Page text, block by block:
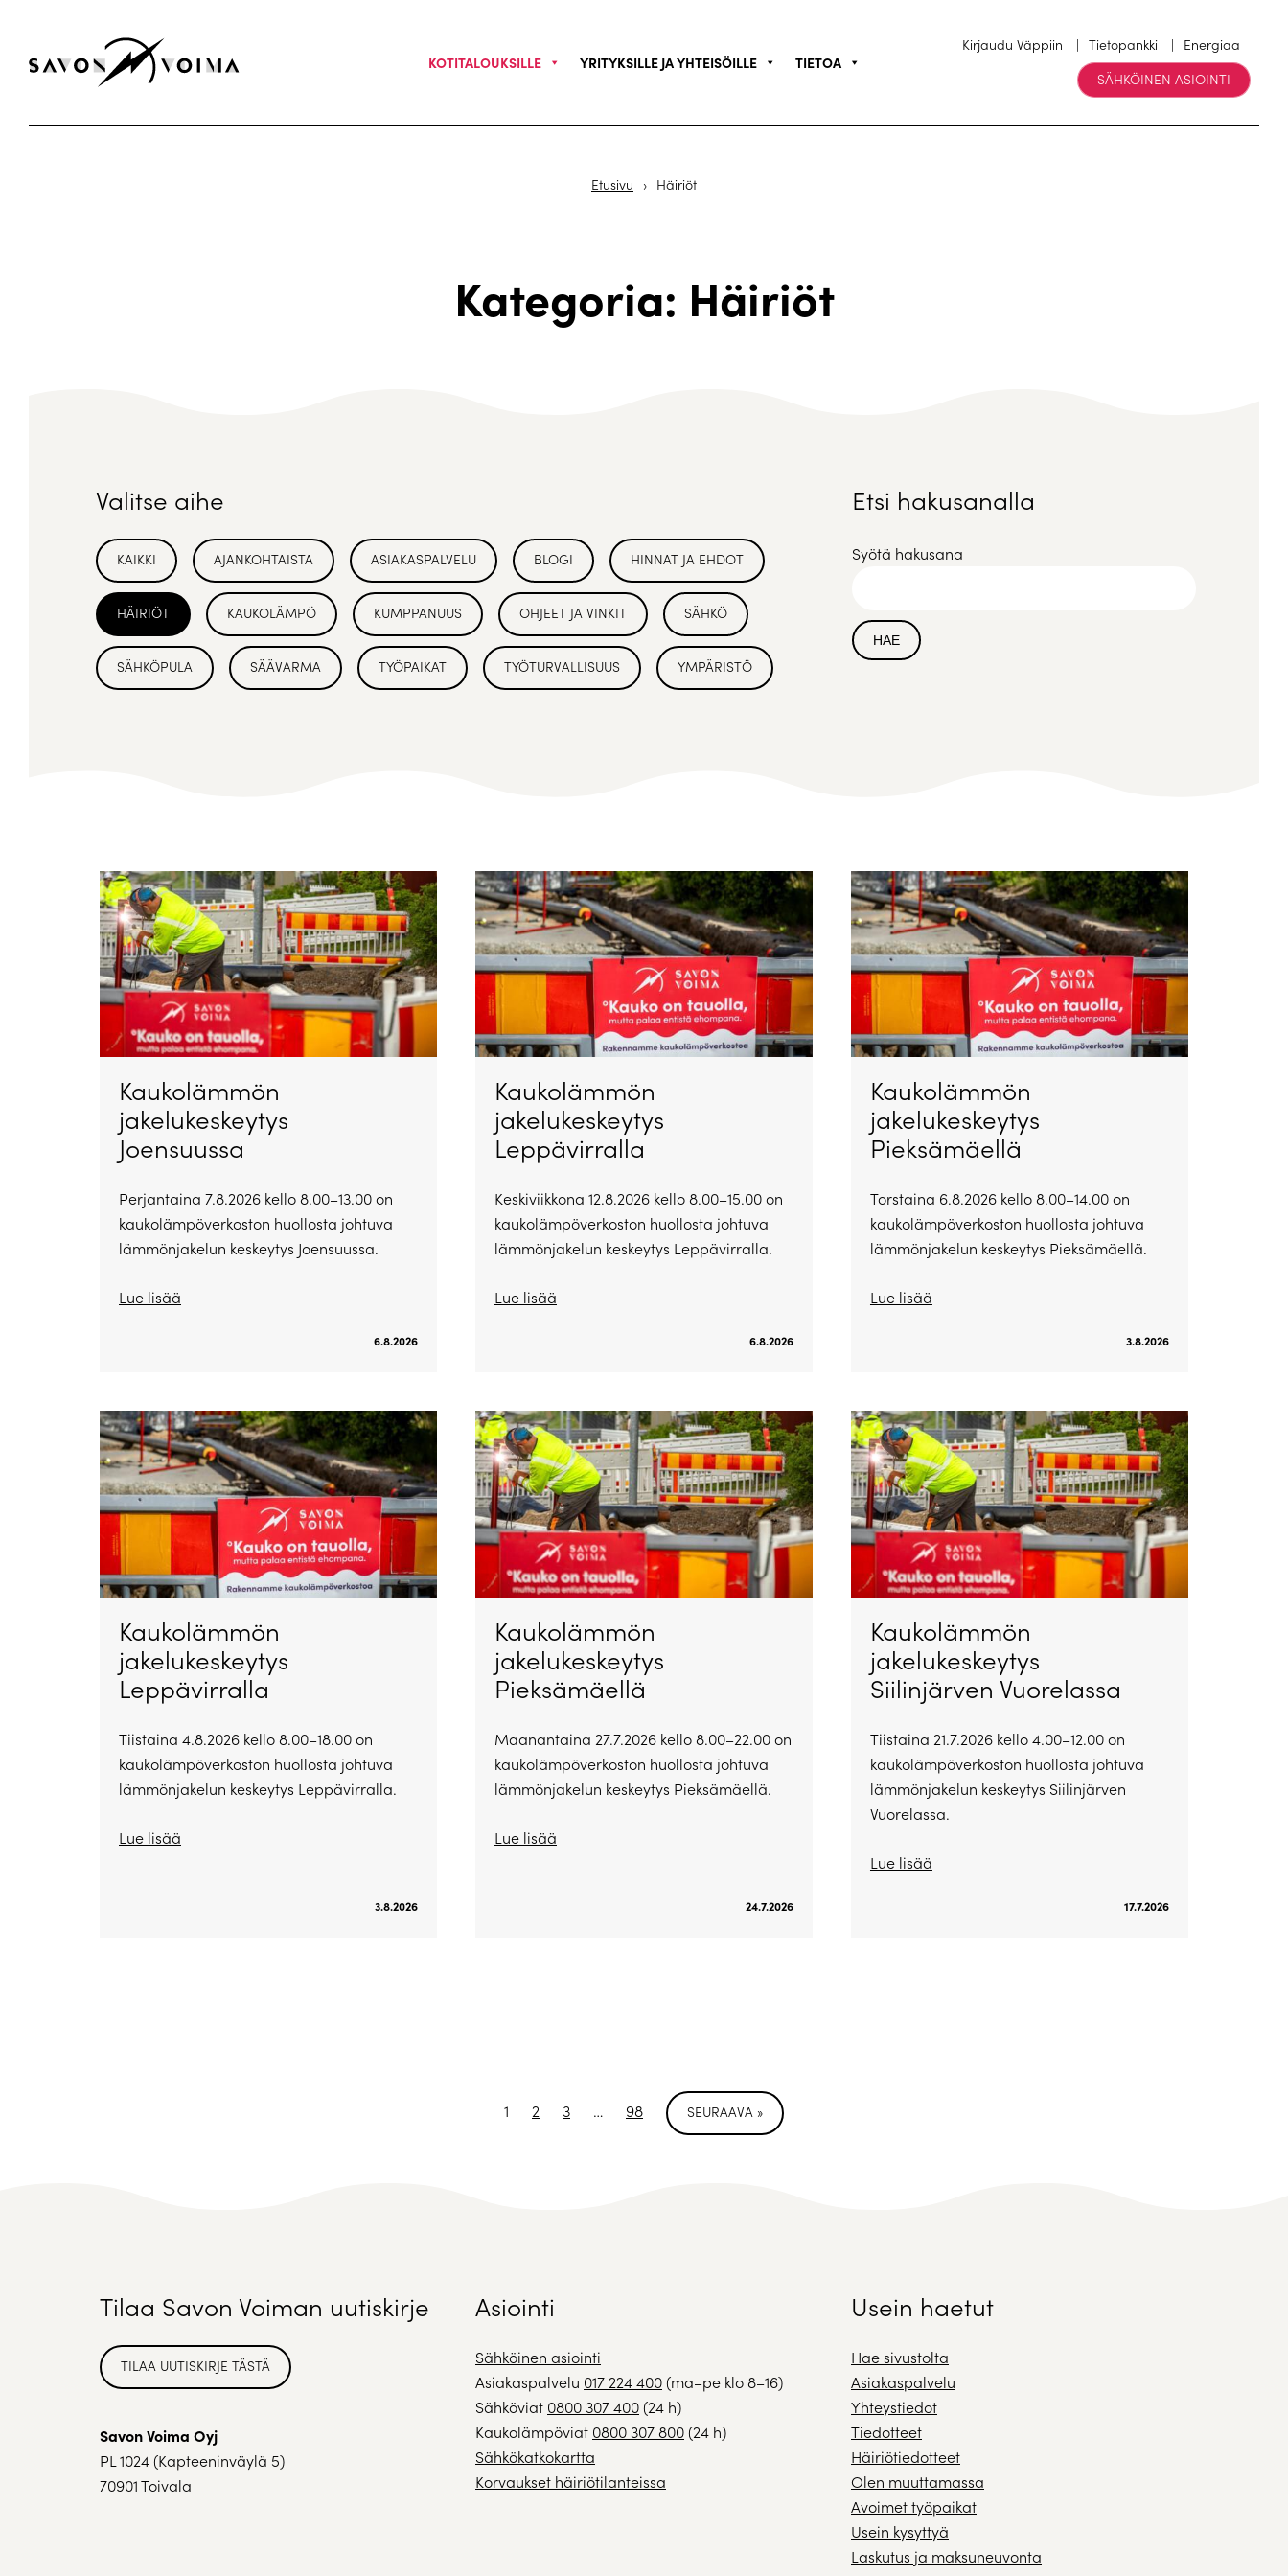
KOTITALOUKSILLE YRITYKSILLE JA YHTEISÖILLE TIETOA
Kirjaudu Väppiin Tietopankki
Energiaa
SÄHKÖINEN ASIOINTI
Etusivu › Häiriöt
Kategoria: Häiriöt
Valitse aihe
KAIKKI AJANKOHTAISTA ASIAKASPALVELU BLOGI HINNAT JA EHDOT
HÄIRIÖT KAUKOLÄMPÖ KUMPPANUUS OHJEET JA VINKIT SÄHKÖ
SÄHKÖPULA SÄÄVARMA TYÖPAIKAT TYÖTURVALLISUUS YMPÄRISTÖ
Etsi hakusanalla
Syötä hakusana
Kaukolämmön
jakelukeskeytys
Joensuussa
Perjantaina 7.8.2026 kello 8.00–13.00 on
kaukolämpöverkoston huollosta johtuva
lämmönjakelun keskeytys Joensuussa.
Lue lisää
6.8.2026
Kaukolämmön
jakelukeskeytys
Leppävirralla
Keskiviikkona 12.8.2026 kello 8.00–15.00 on
kaukolämpöverkoston huollosta johtuva
lämmönjakelun keskeytys Leppävirralla.
Lue lisää
6.8.2026
Kaukolämmön
jakelukeskeytys
Pieksämäellä
Torstaina 6.8.2026 kello 8.00–14.00 on
kaukolämpöverkoston huollosta johtuva
lämmönjakelun keskeytys Pieksämäellä.
Lue lisää
3.8.2026
Kaukolämmön
jakelukeskeytys
Leppävirralla
Tiistaina 4.8.2026 kello 8.00–18.00 on
kaukolämpöverkoston huollosta johtuva
lämmönjakelun keskeytys Leppävirralla.
Lue lisää
3.8.2026
Kaukolämmön
jakelukeskeytys
Pieksämäellä
Maanantaina 27.7.2026 kello 8.00–22.00 on
kaukolämpöverkoston huollosta johtuva
lämmönjakelun keskeytys Pieksämäellä.
Lue lisää
24.7.2026
Kaukolämmön
jakelukeskeytys
Siilinjärven Vuorelassa
Tiistaina 21.7.2026 kello 4.00–12.00 on
kaukolämpöverkoston huollosta johtuva
lämmönjakelun keskeytys Siilinjärven
Vuorelassa.
Lue lisää
17.7.2026
1 2 3 … 98 SEURAAVA »
Tilaa Savon Voiman uutiskirje
TILAA UUTISKIRJE TÄSTÄ
Savon Voima Oyj
PL 1024 (Kapteeninväylä 5)
70901 Toivala
Asiointi
Sähköinen asiointi
Asiakaspalvelu 017 224 400(ma–pe klo 8–16)
Sähköviat 0800 307 400(24 h)
Kaukolämpöviat 0800 307 800(24 h)
Sähkökatkokartta
Korvaukset häiriötilanteissa
Usein haetut
Hae sivustolta
Asiakaspalvelu
Yhteystiedot
Tiedotteet
Häiriötiedotteet
Olen muuttamassa
Avoimet työpaikat
Usein kysyttyä
Laskutus ja maksuneuvonta